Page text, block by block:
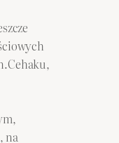
na